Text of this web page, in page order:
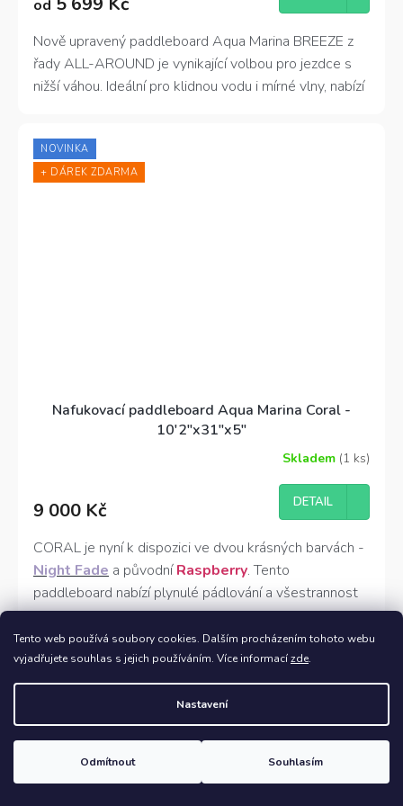
Tento web používá soubory cookies. Dalším procházením tohoto webu
vyjadřujete souhlas s jejich používáním. Více informacízde.
Nastavení
Odmítnout Souhlasím
je
z
5
hvězdiček.
od
Nově upravený paddleboard Aqua Marina BREEZE z
řady ALL-AROUND je vynikající volbou pro jezdce s
nižší váhou. Ideální pro klidnou vodu i mírné vlny, nabízí
veslování na vodě pro každého uživatele. Nosnost
100kg.
NOVINKA
+ DÁREK ZDARMA
Nafukovací paddleboard Aqua Marina Coral -
10'2"x31"x5"
je
z
5
hvězdiček.
Skladem (1 ks)
9 000 Kč DETAIL
CORAL je nyní k dispozici ve dvou krásných barvách -
Night Fade a původníRaspberry. Tento
paddleboard nabízí plynulé pádlování a všestrannost
pro různé druhy vod od klidných až po menší vlny.
Tento výkonný paddleboard je lehký, ale zároveň
nabízí skvělou tuhost.
+ DÁREK ZDARMA